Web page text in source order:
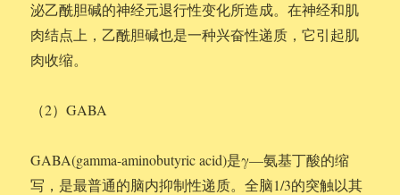
泌乙酰胆碱的神经元退行性变化所造成。在神经和肌
肉结点上，乙酰胆碱也是一种兴奋性递质，它引起肌
肉收缩。
（2）GABA
GABA(gamma-aminobutyric acid)是γ—氨基丁酸的缩
写，是最普通的脑内抑制性递质。全脑1/3的突触以其